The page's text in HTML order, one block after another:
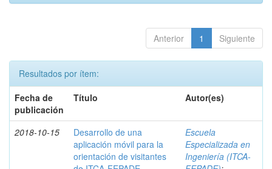
Anterior 1 Siguiente
Resultados por ítem:
Fecha de
publicación
Título Autor(es)
2018-10-15
Desarrollo de una
aplicación móvil para la
orientación de visitantes
Escuela
Especializada en
Ingeniería (ITCA-